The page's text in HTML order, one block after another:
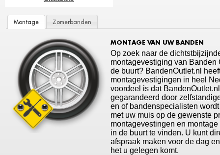
Montage Zomerbanden
MONTAGE VAN UW BANDEN
Op zoek naar de
montagevestiging van Banden
de buurt? BandenOutlet.nl
montagevestigingen in heel
voordeel is dat
gegarandeerd door
en of bandenspecialisten
met uw muis op de gewenste
montagevestingen en
in de buurt te vinden. U kunt
afspraak maken voor de dag
het u gelegen komt.